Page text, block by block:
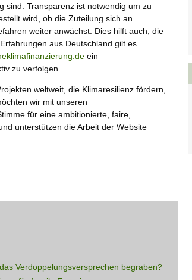
sind. Transparenz ist notwendig um zu
wird, ob die Zuteilung sich an
weiter anwächst. Dies hilft auch, die
aus Deutschland gilt es
ein
zu verfolgen.
weltweit, die Klimaresilienz fördern,
wir mit unseren
für eine ambitionierte, faire,
unterstützen die Arbeit der Website
Verdoppelungsversprechen begraben?